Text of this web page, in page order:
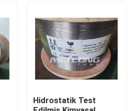
Hidrostatik Test